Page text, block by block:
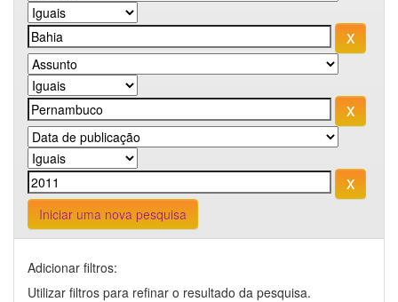
Iniciar uma nova pesquisa
Adicionar filtros:
Utilizar filtros para refinar o resultado da pesquisa.